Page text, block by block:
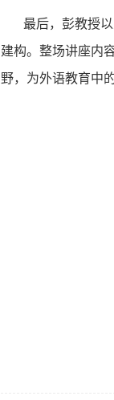
最后，彭教授
建构。整场讲座内
野，为外语教育中